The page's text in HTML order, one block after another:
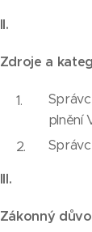
II.
Zdroje a
plnění
III.
Zákonný